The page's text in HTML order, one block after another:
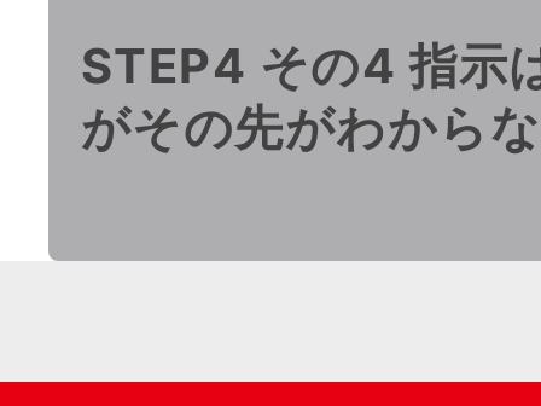
STEP4 その4 指示
がその先がわから